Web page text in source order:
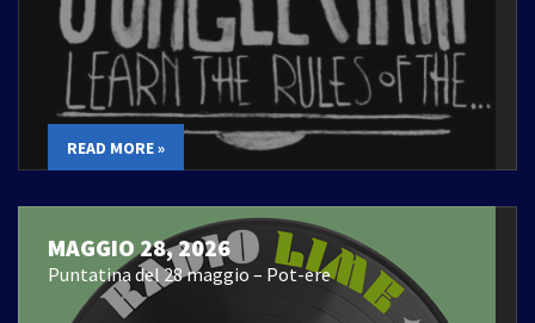
READ MORE »
MAGGIO 28, 2026
Puntatina del 28 maggio – Pot-ere